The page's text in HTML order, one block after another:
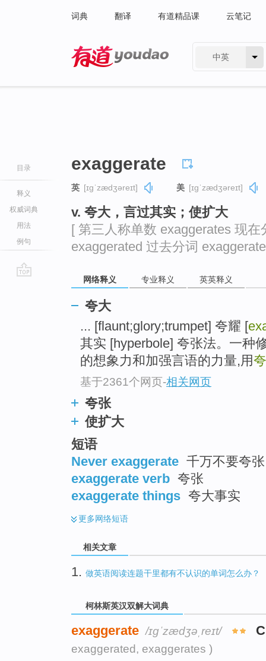
词典 翻译 有道精品课 云笔记
中英
目录
释义
权威词典
用法
例句
exaggerate
英 [ɪɡˈzædʒəreɪt] 美 [ɪɡˈzædʒəreɪt]
v. 夸大，言过其实；使扩大
[ 第三人称单数 exaggerates 现
exaggerated 过去分词
网络释义 专业释义 英英释义
夸大
... [flaunt;glory;trumpet] 夸耀 [
其实 [hyperbole] 夸张法。一种
的想象力和加强言语的力量,用
基于2361个网页-相关网页
夸张
使扩大
短语
Never exaggerate 千万不要夸张
exaggerate verb 夸张
exaggerate things 夸大事实
更多网络短语
相关文章
1. 做英语阅读连题干里都有不认识的单词怎么办？
柯林斯英汉双解大词典
exaggerate /ɪɡˈzædʒəˌreɪt/
exaggerated, exaggerates )